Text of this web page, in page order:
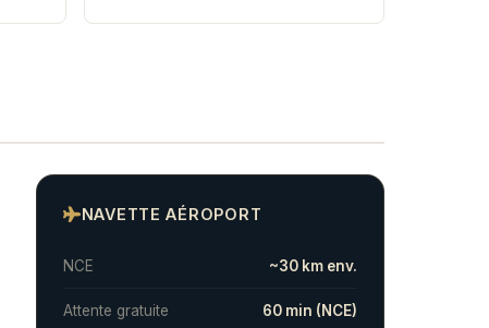
NAVETTE AÉROPORT
NCE ~30 km env.
Attente gratuite 60 min (NCE)